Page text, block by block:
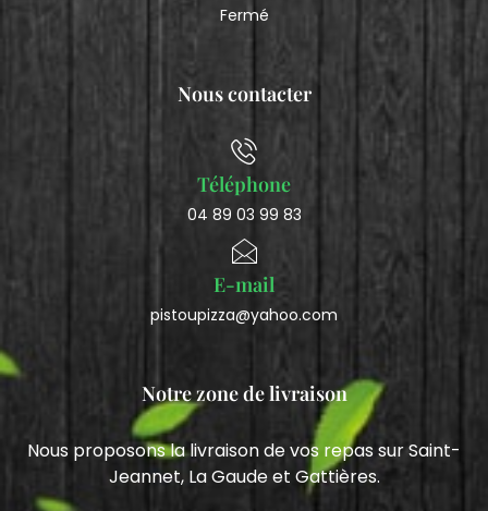
Fermé
Nous contacter
Téléphone
04 89 03 99 83
E-mail
pistoupizza@yahoo.com
Notre zone de livraison
Nous proposons la livraison de vos repas sur Saint-
Jeannet, La Gaude et Gattières.